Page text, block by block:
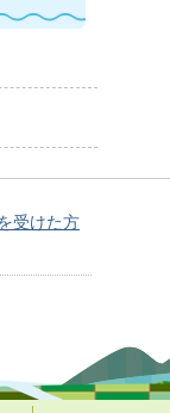
受けた方